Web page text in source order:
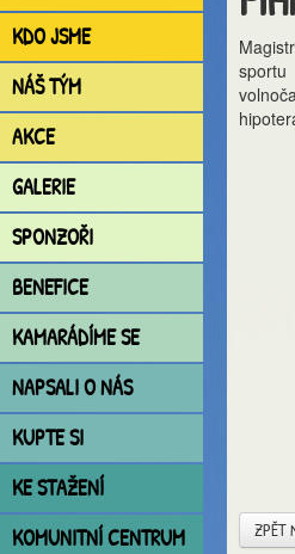
KDO JSME
NÁŠ TÝM
AKCE
GALERIE
SPONZOŘI
BENEFICE
KAMARÁDÍME SE
NAPSALI O NÁS
KUPTE SI
KE STAŽENÍ
KOMUNITNÍ CENTRUM
ZPĚT